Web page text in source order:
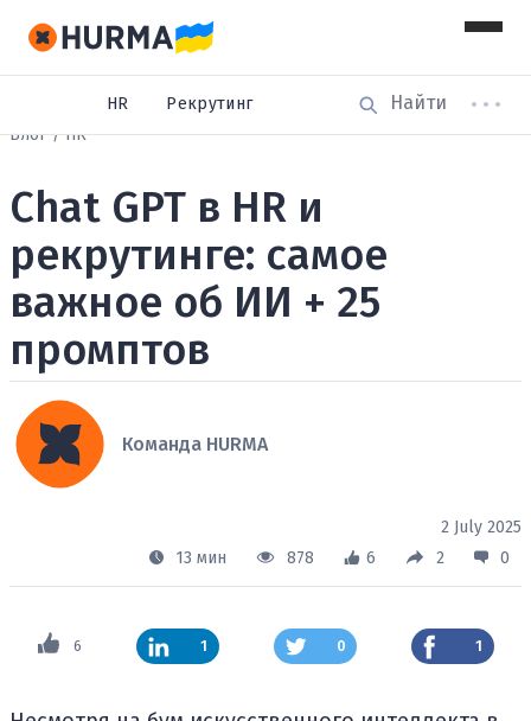
HR
Рекрутинг
Блог
HR
Chat GPT в HR и
рекрутинге: самое
важное об ИИ + 25
промптов
Команда HURMA
2 July 2025
13 мин
878 6 2 0
6 1 0 1